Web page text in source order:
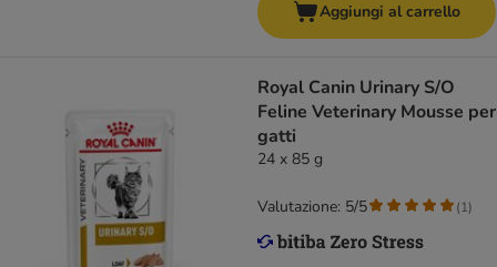
Aggiungi al carrello
Royal Canin Urinary S/O
Feline Veterinary Mousse per
gatti
24 x 85 g
Valutazione: 5/5 (1)